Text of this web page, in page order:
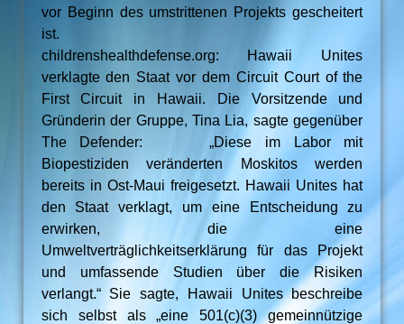
vor Beginn des umstrittenen Projekts gescheitert
ist.
childrenshealthdefense.org: Hawaii Unites
verklagte den Staat vor dem Circuit Court of the
First Circuit in Hawaii. Die Vorsitzende und
Gründerin der Gruppe, Tina Lia, sagte gegenüber
The Defender: „Diese im Labor mit
Biopestiziden veränderten Moskitos werden
bereits in Ost-Maui freigesetzt. Hawaii Unites hat
den Staat verklagt, um eine Entscheidung zu
erwirken, die eine
Umweltverträglichkeitserklärung für das Projekt
und umfassende Studien über die Risiken
verlangt.“ Sie sagte, Hawaii Unites beschreibe
sich selbst als „eine 501(c)(3) gemeinnützige